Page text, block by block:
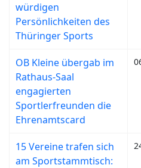
würdigen
Persönlichkeiten des
Thüringer Sports
OB Kleine übergab im
Rathaus-Saal
engagierten
Sportlerfreunden die
Ehrenamtscard
15 Vereine trafen sich
am Sportstammtisch: